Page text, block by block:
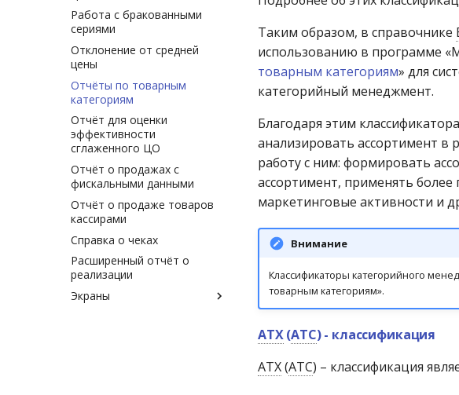
Расход по накладной
Расширенный товарный
отчёт
Расширенный товарный
отчёт (закупочные цены)
(Генератор)
Расширенный товарный
отчёт (розничные цены)
(Генератор)
Реестр документов
Реестр документов
розничного склада
Реестр приходов от
поставщика
Реестр розничных цен
Справка о погрешности к ТО
Статотчёт по группам
товара (Генератор)
Справка о движении товара
на комиссии (краткая)
Работа с бракованными
сериями
Отклонение от средней
цены
Отчёты по товарным
категориям
Отчёт для оценки
эффективности
сглаженного ЦО
Отчёт о продажах с
фискальными данными
Отчёт о продаже товаров
кассирами
Справка о чеках
Расширенный отчёт о
реализации
Экраны
Таким образом, в справочнике
использованию в программе
товарным категориям» для
категорийный менеджмент.
Благодаря этим
анализировать ассортимент в
работу с ним: формировать
ассортимент, применять
маркетинговые активности и
Внимание
Классификаторы категорийного
товарным категориям».
АТХ(АТС) - классификация
АТХ(АТС) – классификация